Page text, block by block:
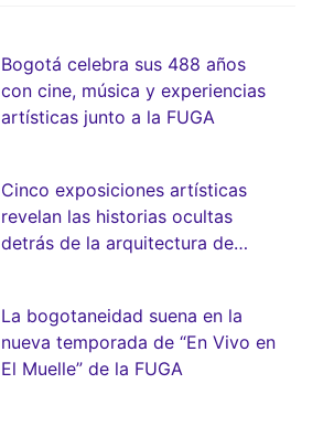
Bogotá celebra sus 488 años
con cine, música y experiencias
artísticas junto a la FUGA
Cinco exposiciones artísticas
revelan las historias ocultas
detrás de la arquitectura de
La bogotaneidad suena en la
nueva temporada de “En Vivo en
El Muelle” de la FUGA